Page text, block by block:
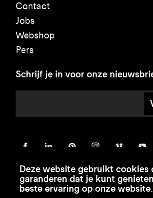
Contact
Jobs
Webshop
Pers
Schrijf je in voor onze
Deze website gebruikt cookies
garanderen dat je kunt
beste ervaring op onze website.